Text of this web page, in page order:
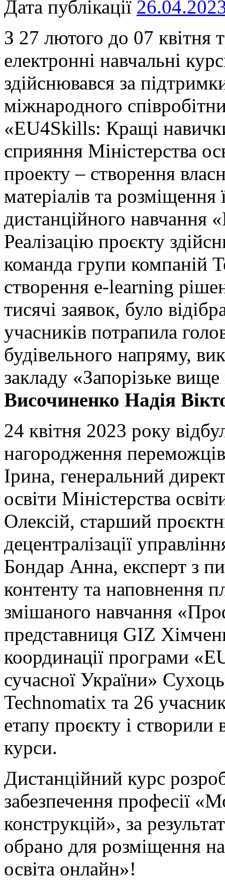
Дата публікації
З 27 лютого до 07 квітня
електронні навчальні
здійснювався за
міжнародного
«EU4Skills: Кращі
сприяння Міністерства
проекту – створення
матеріалів та
дистанційного навчання
Реалізацію проєкту
команда групи компаній
створення e-learning
тисячі заявок, було
учасників потрапила
будівельного напряму,
закладу «Запорізьке
Височиненко Надія
24 квітня 2023 року
нагородження
Ірина, генеральний
освіти Міністерства
Олексій, старший
децентралізації
Бондар Анна, експерт з
контенту та наповнення
змішаного навчання
представниця GIZ
координації програми
сучасної України»
Technomatix та 26
етапу проєкту і створили
курси.
Дистанційний курс
забезпечення професії
конструкцій», за
обрано для розміщення
освіта онлайн»!